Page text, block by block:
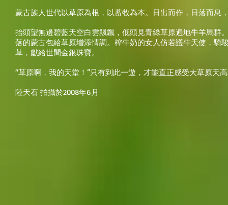
蒙古族人世代以草原為根，以蓄牧為本。日出而作，日落而息
抬頭望無邊碧藍天空白雲飄飄，低頭見青綠草原遍地牛羊馬群
落的蒙古包給草原增添情調。榨牛奶的女人仿若護牛天使，騎
草，獻給世間金銀珠寶。
“草原啊，我的天堂！”只有到此一遊，才能直正感受大草原天
陸天石 拍攝於2008年6月